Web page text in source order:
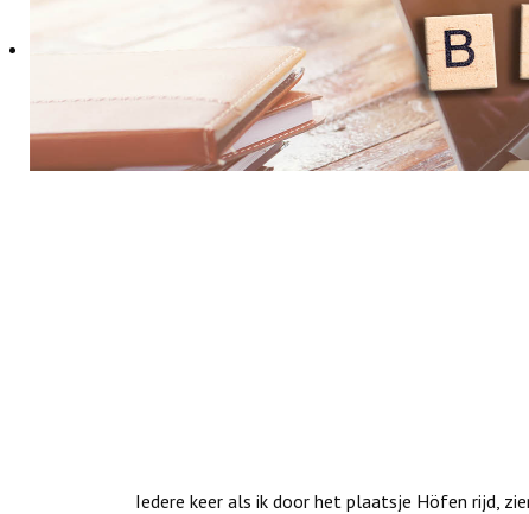
Iedere keer als ik door het plaatsje Höfen rijd,